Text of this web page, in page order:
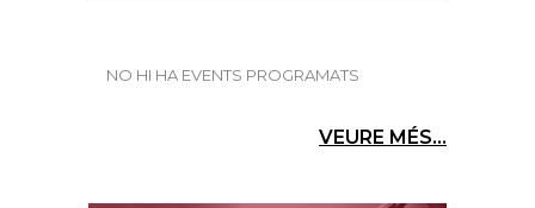
NO HI HA EVENTS PROGRAMATS
VEURE MÉS...